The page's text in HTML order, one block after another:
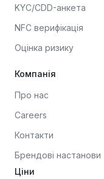
KYC/CDD-анкета
NFC верифікація
Оцінка ризику
Компанія
Про нас
Careers
Контакти
Брендові настанови
Ціни